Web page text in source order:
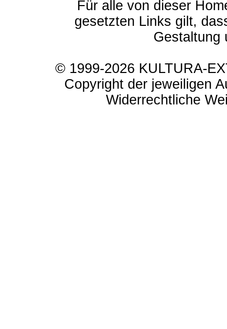
Für alle von dieser
gesetzten Links gilt,
Gestaltung
© 1999-2026 KULTURA-
Copyright der jeweiligen
Widerrechtliche